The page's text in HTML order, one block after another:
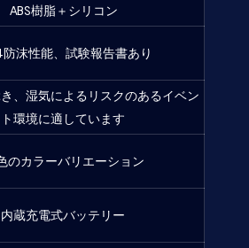
ABS樹脂＋シリコン
沫性能、試験報告書あり
、湿気によるリスクのあるイベン
ト環境に適しています
のカラーバリエーション
内蔵充電式バッテリー